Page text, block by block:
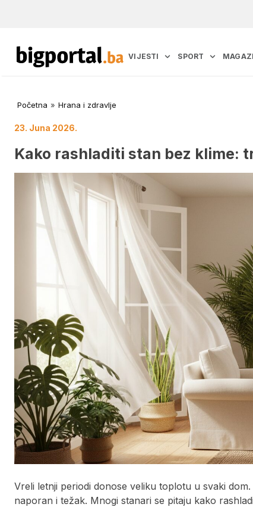
VIJESTI SPORT
Početna » Hrana i zdravlje
23. Juna 2026.
Kako rashladiti stan bez klime:
Vreli letnji periodi donose veliku toplotu u svaki
naporan i težak. Mnogi stanari se pitaju kako